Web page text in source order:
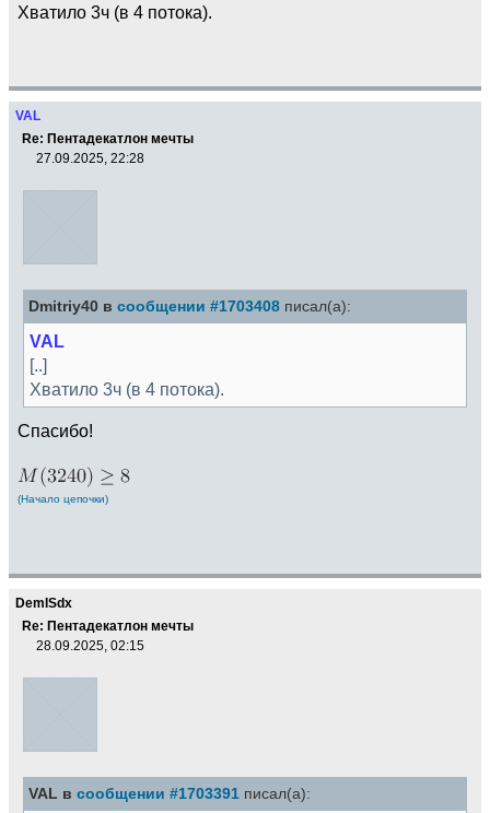
Хватило 3ч (в 4 потока).
VAL
Re: Пентадекатлон мечты
27.09.2025, 22:28
Dmitriy40 в сообщении #1703408 писал(а):
VAL
[..]
Хватило 3ч (в 4 потока).
Спасибо!
(Начало цепочки)
DemISdx
Re: Пентадекатлон мечты
28.09.2025, 02:15
VAL в сообщении #1703391 писал(а):